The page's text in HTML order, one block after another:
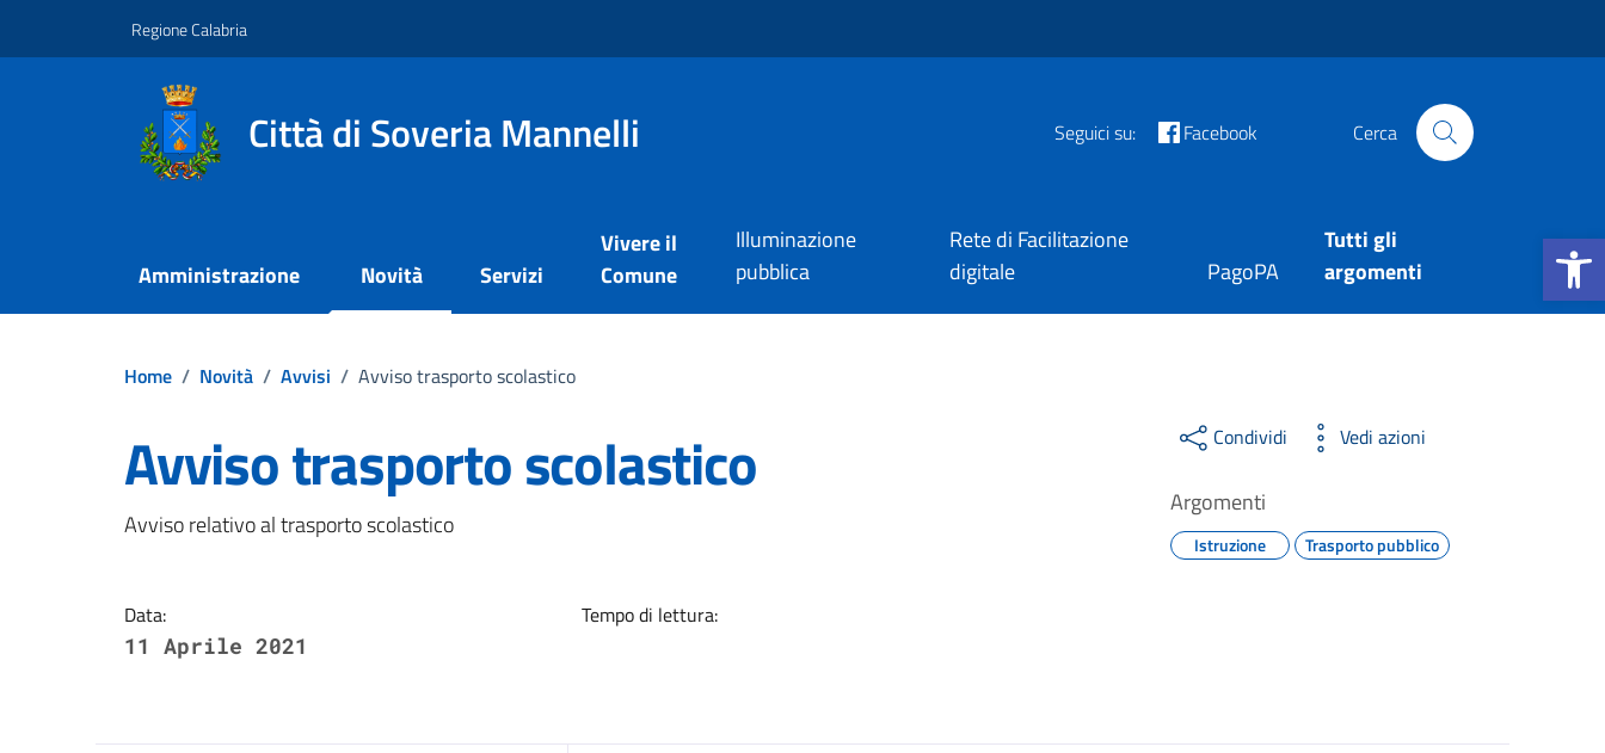
Apri la
Regione Calabria
Città di Soveria Mannelli Seguici su: Facebook Cerca
Amministrazione Novità Servizi
Vivere il
Comune
Illuminazione
pubblica
Rete di Facilitazione
digitale
PagoPA
Tutti gli
argomenti
Home / Novità / Avvisi / Avviso trasporto scolastico
Avviso trasporto scolastico
Dettagli della notizia
Avviso relativo al trasporto scolastico
Data:
11 Aprile 2021
Tempo di lettura:
Condividi Vedi azioni
Argomenti
Istruzione Trasporto pubblico